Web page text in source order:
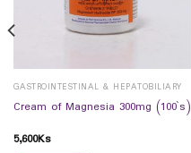
GASTROINTESTINAL & HEPATOBILIARY
Cream of Magnesia 300mg (100`s)
5,600Ks